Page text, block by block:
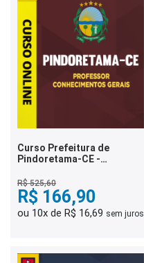
Curso Prefeitura de
Pindoretama-CE -
Conhecimentos Gerais
R$ 525,60
R$ 166,90
ou 10x de R$ 16,69 sem juros